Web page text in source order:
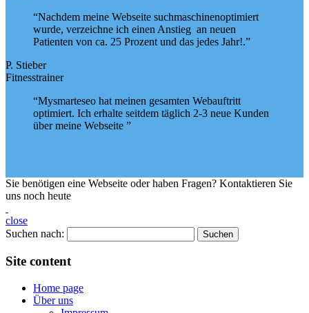
“Nachdem meine Webseite suchmaschinenoptimiert
wurde, verzeichne ich einen Anstieg an neuen
Patienten von ca. 25 Prozent und das jedes Jahr!.”
P. Stieber
Fitnesstrainer
“Mysmarteseo hat meinen gesamten Webauftritt
optimiert. Ich erhalte seitdem täglich 2-3 neue Kunden
über meine Webseite ”
Sie benötigen eine Webseite oder haben Fragen? Kontaktieren Sie
uns noch heute
close
Suchen nach:
Site content
Home page
Über uns